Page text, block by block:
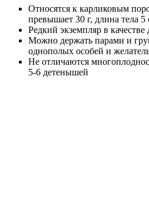
Относятся к карликовым
превышает 30 г, длина тела 5
Редкий экземпляр в
Можно держать парами и
однополых особей и
Не отличаются
5-6 детенышей